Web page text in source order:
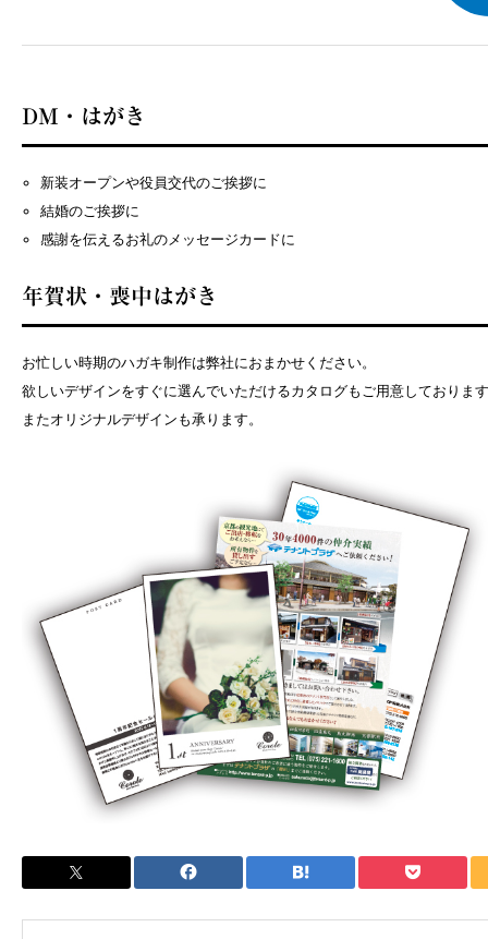
DM・はがき
新装オープンや役員交代のご挨拶に
結婚のご挨拶に
感謝を伝えるお礼のメッセージカードに
年賀状・喪中はがき
お忙しい時期のハガキ制作は弊社におまかせください。
欲しいデザインをすぐに選んでいただけるカタログもご用意しておりま
またオリジナルデザインも承ります。